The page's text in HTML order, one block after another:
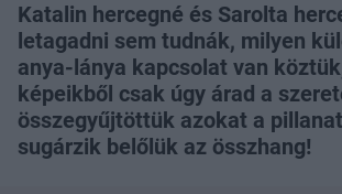
Katalin hercegné és Sarolta
letagadni sem tudnák, milyen
anya-lánya kapcsolat van
képeikből csak úgy árad a
összegyűjtöttük azokat a
sugárzik belőlük az összhang!